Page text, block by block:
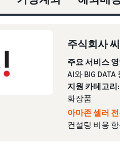
주식회사
주요 서비스
AI와 BIG
지원 카테고리:
화장품
아마존 셀러
컨설팅 비용